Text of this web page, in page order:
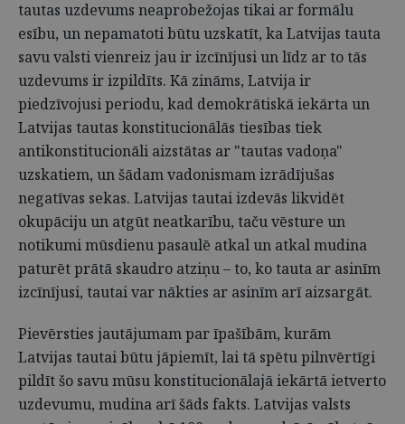
tautas uzdevums neaprobežojas tikai ar formālu
esību, un nepamatoti būtu uzskatīt, ka Latvijas tauta
savu valsti vienreiz jau ir izcīnījusi un līdz ar to tās
uzdevums ir izpildīts. Kā zināms, Latvija ir
piedzīvojusi periodu, kad demokrātiskā iekārta un
Latvijas tautas konstitucionālās tiesības tiek
antikonstitucionāli aizstātas ar "tautas vadoņa"
uzskatiem, un šādam vadonismam izrādījušas
negatīvas sekas. Latvijas tautai izdevās likvidēt
okupāciju un atgūt neatkarību, taču vēsture un
notikumi mūsdienu pasaulē atkal un atkal mudina
paturēt prātā skaudro atziņu – to, ko tauta ar asinīm
izcīnījusi, tautai var nākties ar asinīm arī aizsargāt.
Pievērsties jautājumam par īpašībām, kurām
Latvijas tautai būtu jāpiemīt, lai tā spētu pilnvērtīgi
pildīt šo savu mūsu konstitucionālajā iekārtā ietverto
uzdevumu, mudina arī šāds fakts. Latvijas valsts